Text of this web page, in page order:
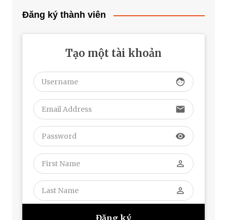
Đăng ký thành viên
Tạo một tài khoản
face
email
visibility
perm_identity
perm_identity